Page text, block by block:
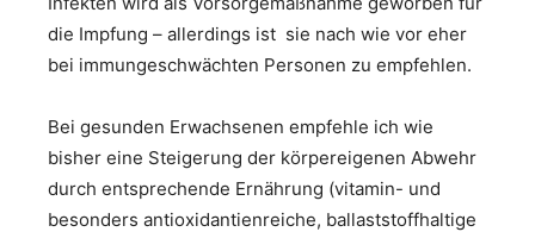
die Impfung – allerdings ist sie nach wie vor eher
bei immungeschwächten Personen zu empfehlen.
Bei gesunden Erwachsenen empfehle ich wie
bisher eine Steigerung der körpereigenen Abwehr
durch entsprechende Ernährung (vitamin- und
besonders antioxidantienreiche, ballaststoffhaltige